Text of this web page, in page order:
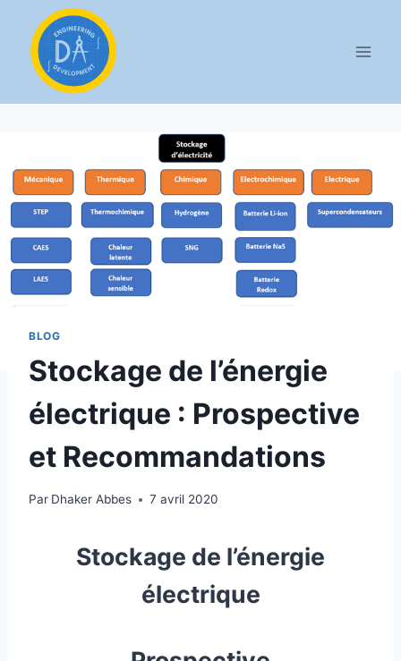
contenu
BLOG
Stockage de l’énergie
électrique : Prospective
et Recommandations
Par Dhaker Abbes 7 avril 2020
Stockage de l’énergie
électrique